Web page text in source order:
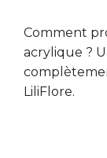
Comment
acrylique ?
LiliFlore.